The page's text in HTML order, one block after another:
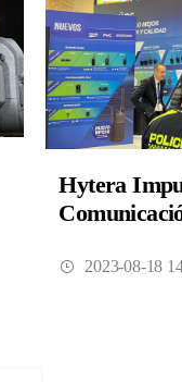
Hytera
2023-08-18